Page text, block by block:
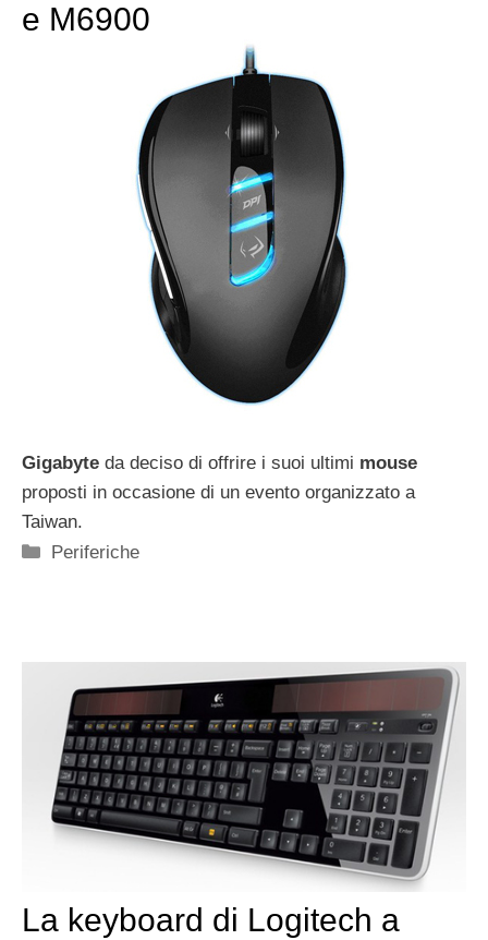
e M6900
Gigabyte da deciso di offrire i suoi ultimi mouse
proposti in occasione di un evento organizzato a
Taiwan.
Categorie
Periferiche
La keyboard di Logitech a